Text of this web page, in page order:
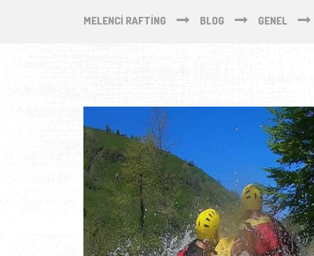
MELENCI RAFTING BLOG GENEL